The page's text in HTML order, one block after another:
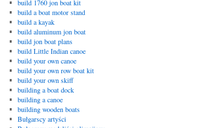
build 1760 jon boat kit
build a boat motor stand
build a kayak
build aluminum jon boat
build jon boat plans
build Little Indian canoe
build your own canoe
build your own row boat kit
build your own skiff
building a boat dock
building a canoe
building wooden boats
Bułgarscy artyści